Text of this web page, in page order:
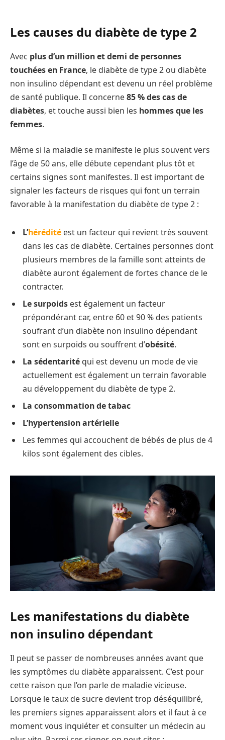
Les causes du diabète de type 2
Avec plus d’un million et demi de personnes
touchées en France, le diabète de type 2 ou diabète
non insulino dépendant est devenu un réel problème
de santé publique. Il concerne85 % des cas de
diabètes, et touche aussi bien les hommes que les
femmes.
Même si la maladie se manifeste le plus souvent vers
l’âge de 50 ans, elle débute cependant plus tôt et
certains signes sont manifestes. Il est important de
signaler les facteurs de risques qui font un terrain
favorable à la manifestation du diabète de type 2 :
L’hérédité est un facteur qui revient très souvent
dans les cas de diabète. Certaines personnes dont
plusieurs membres de la famille sont atteints de
diabète auront également de fortes chance de le
contracter.
Le surpoids est également un facteur
prépondérant car, entre 60 et 90 % des patients
soufrant d’un diabète non insulino dépendant
sont en surpoids ou souffrent d’obésité.
La sédentarité qui est devenu un mode de vie
actuellement est également un terrain favorable
au développement du diabète de type 2.
La consommation de tabac
L’hypertension artérielle
Les femmes qui accouchent de bébés de plus de 4
kilos sont également des cibles.
Les manifestations du diabète
non insulino dépendant
Il peut se passer de nombreuses années avant que
les symptômes du diabète apparaissent. C’est pour
cette raison que l’on parle de maladie vicieuse.
Lorsque le taux de sucre devient trop déséquilibré,
les premiers signes apparaissent alors et il faut à ce
moment vous inquiéter et consulter un médecin au